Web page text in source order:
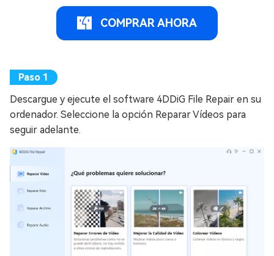
COMPRAR AHORA
Descargue y ejecute el software 4DDiG File Repair en su
ordenador. Seleccione la opción Reparar Vídeos para
seguir adelante.